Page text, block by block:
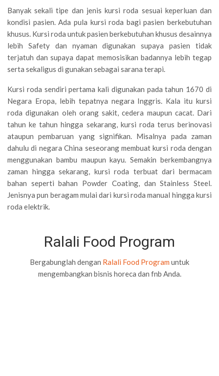
Banyak sekali tipe dan jenis kursi roda sesuai keperluan dan
kondisi pasien. Ada pula kursi roda bagi pasien berkebutuhan
khusus. Kursi roda untuk pasien berkebutuhan khusus desainnya
lebih Safety dan nyaman digunakan supaya pasien tidak
terjatuh dan supaya dapat memosisikan badannya lebih tegap
serta sekaligus di gunakan sebagai sarana terapi.
Kursi roda sendiri pertama kali digunakan pada tahun 1670 di
Negara Eropa, lebih tepatnya negara Inggris. Kala itu kursi
roda digunakan oleh orang sakit, cedera maupun cacat. Dari
tahun ke tahun hingga sekarang, kursi roda terus berinovasi
ataupun pembaruan yang signifikan. Misalnya pada zaman
dahulu di negara China seseorang membuat kursi roda dengan
menggunakan bambu maupun kayu. Semakin berkembangnya
zaman hingga sekarang, kursi roda terbuat dari bermacam
bahan seperti bahan Powder Coating, dan Stainless Steel.
Jenisnya pun beragam mulai dari kursi roda manual hingga kursi
roda elektrik.
Ralali Food Program
Bergabunglah dengan Ralali Food Program untuk
mengembangkan bisnis horeca dan fnb Anda.